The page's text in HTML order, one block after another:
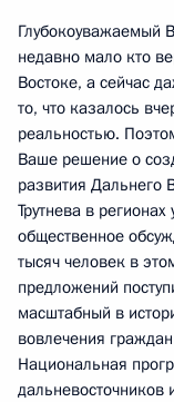
Глубокоуважаемый
недавно мало кто
Востоке, а сейчас
то, что казалось
реальностью.
Ваше решение о
развития Дальнего
Трутнева в
общественное
тысяч человек в
предложений
масштабный в
вовлечения
Национальная
дальневосточников